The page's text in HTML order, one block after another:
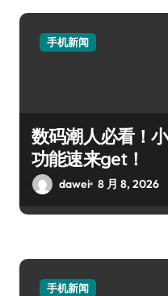
手机新闻
数码潮人必看！
功能速来get！
dawei 8 月 8, 2026
手机新闻